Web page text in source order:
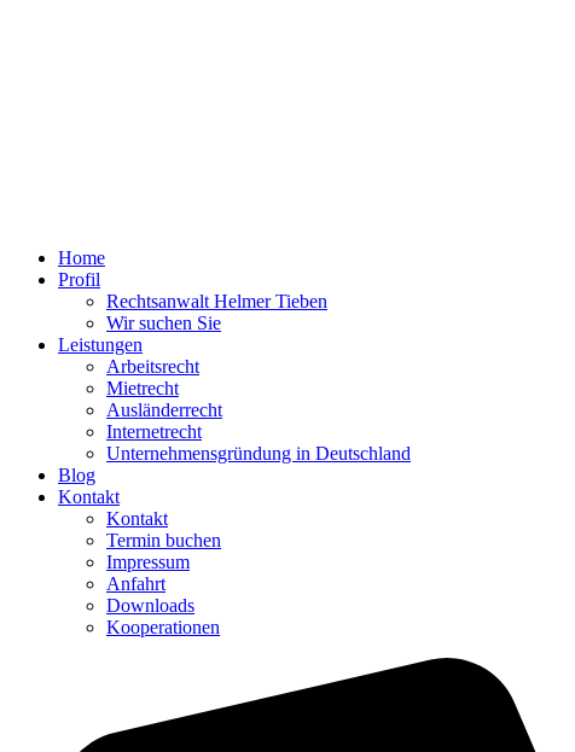
Home
Profil
Rechtsanwalt Helmer Tieben
Wir suchen Sie
Leistungen
Arbeitsrecht
Mietrecht
Ausländerrecht
Internetrecht
Unternehmensgründung in Deutschland
Blog
Kontakt
Kontakt
Termin buchen
Impressum
Anfahrt
Downloads
Kooperationen